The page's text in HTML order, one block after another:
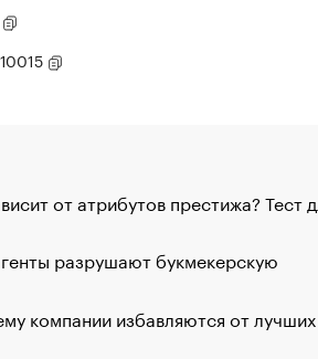
от атрибутов престижа? Тест
разрушают букмекерскую
компании избавляются от лучших